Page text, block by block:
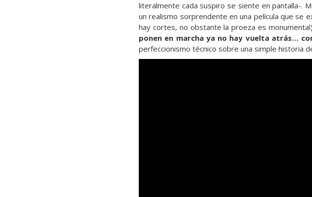
literalmente cada suspiro se siente en pantalla-.
un realismo sorprendente en una película que se
hay cortes, no obstante la proeza es
ponen en marcha ya no hay vuelta atrás…
perfeccionismo técnico sobre una simple historia